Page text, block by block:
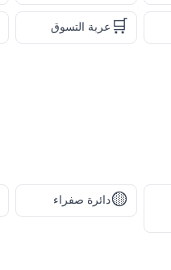
🛒 عربة التسوق
🟡دائرة صفراء